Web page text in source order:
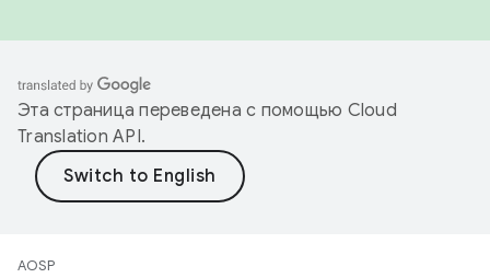
Эта страница переведена с помощью Cloud
Translation API.
AOSP